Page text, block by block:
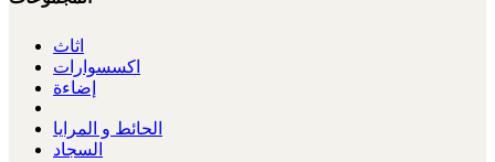
اثاث
اكسسوارات
إضاءة
الحائط و المرايا
السجاد